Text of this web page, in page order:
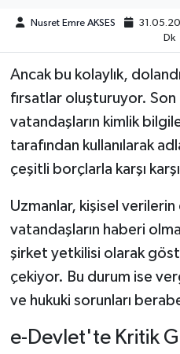
Nusret Emre AKSES
Dk
Ancak bu kolaylık,
fırsatlar oluşturuyor. Son
vatandaşların kimlik
tarafından kullanılarak
çeşitli borçlarla karşı
Uzmanlar, kişisel
vatandaşların haberi
şirket yetkilisi olarak
çekiyor. Bu durum ise
ve hukuki sorunları
e-Devlet'te Kritik